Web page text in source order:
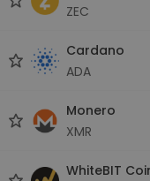
ZEC
Cardano
ADA
Monero
XMR
WhiteBIT